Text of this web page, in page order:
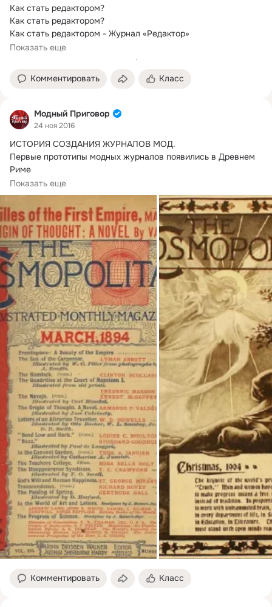
Как стать редактором?
Как стать редактором?
Как стать редактором - Журнал «Редактор»
Кто такой редактор? В чем его основная...
Показать еще
Комментировать Класс
Модный Приговор
24 ноя 2016
ИСТОРИЯ СОЗДАНИЯ ЖУРНАЛОВ МОД.
Первые прототипы модных журналов появились в Древнем
Риме
Во второй половине XVIII века появились первые...
Показать еще
Комментировать Класс